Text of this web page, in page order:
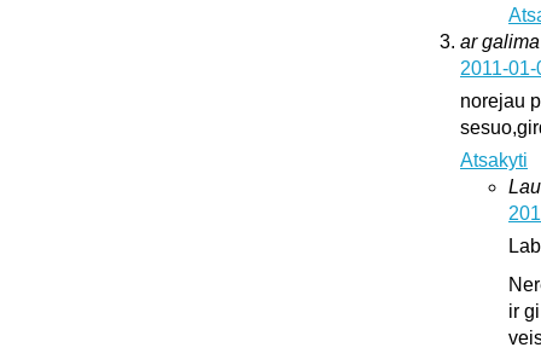
ar
2011-
norejau
Atsakyti
ir